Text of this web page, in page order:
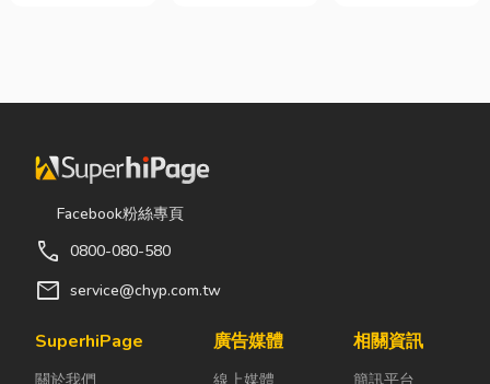
料行採購。除
齊全，也能依
照施工需求，
快速找到合適
插座、燈具、
馬達、衛浴設
關產品。 無論
公室時，常覺
什麼補什麼」
換來員工抱怨
辦公室空間設
要求提供「碳
真的需要找
Facebook粉絲專頁
call 0800-080-580
mail service@chyp.com.tw
SuperhiPage
關於我們
廣告媒體
線上媒體
相關資訊
簡訊平台